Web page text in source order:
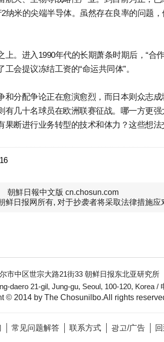
纳米的尖端半导体。虽然存在良率的问题
。进入1990年代的长期萧条时期后，“合
会提议冻结工资的“命运共同体”。
分配争论正在愈演愈烈，而日本则众志
几十名球员在欧洲联赛征战。哪一方更
断进行业务转型的技术和体力？这些想法
朝鮮日報中文版 cn.chosun.com
鲜日报网所有, 对于抄袭者将采取法律措施应
市中区世宗大路21街33 朝鲜日报东北亚研究所
daero 21-gil, Jung-gu, Seoul, 100-120, Korea /
© 2014 by The Chosunilbo.All rights
常见问题解答 联系方式 광고/广告